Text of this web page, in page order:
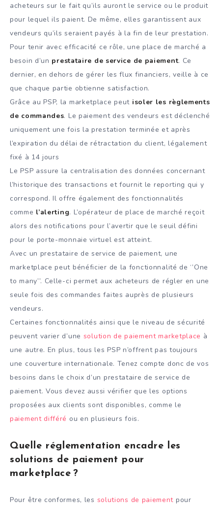
acheteurs sur le fait qu’ils auront le service ou le produit
pour lequel ils paient. De même, elles garantissent aux
vendeurs qu’ils seraient payés à la fin de leur prestation.
Pour tenir avec efficacité ce rôle, une place de marché a
besoin d’un prestataire de service de paiement. Ce
dernier, en dehors de gérer les flux financiers, veille à ce
que chaque partie obtienne satisfaction.
Grâce au PSP, la marketplace peut isoler les règlements
de commandes. Le paiement des vendeurs est déclenché
uniquement une fois la prestation terminée et après
l’expiration du délai de rétractation du client, légalement
fixé à 14 jours
Le PSP assure la centralisation des données concernant
l’historique des transactions et fournit le reporting qui y
correspond. Il offre également des fonctionnalités
comme l’alerting. L’opérateur de place de marché reçoit
alors des notifications pour l’avertir que le seuil défini
pour le porte-monnaie virtuel est atteint.
Avec un prestataire de service de paiement, une
marketplace peut bénéficier de la fonctionnalité de ‘’One
to many’’. Celle-ci permet aux acheteurs de régler en une
seule fois des commandes faites auprès de plusieurs
vendeurs.
Certaines fonctionnalités ainsi que le niveau de sécurité
peuvent varier d’une solution de paiement marketplace à
une autre. En plus, tous les PSP n’offrent pas toujours
une couverture internationale. Tenez compte donc de vos
besoins dans le choix d’un prestataire de service de
paiement. Vous devez aussi vérifier que les options
proposées aux clients sont disponibles, comme le
paiement différé ou en plusieurs fois.
Quelle réglementation encadre les
solutions de paiement pour
marketplace ?
Pour être conformes, les solutions de paiement pour